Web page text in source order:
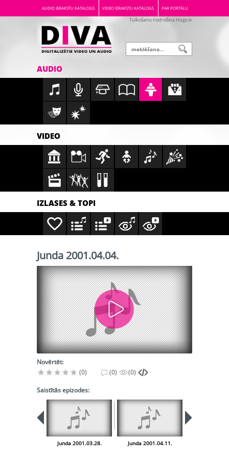
AUDIO IERAKSTU KATALOGS VIDEO IERAKSTU KATALOGS PAR PORTĀLU
Tulkošanu nodrošina Hugo.lv
AUDIO
VIDEO
IZLASES & TOPI
Junda 2001.04.04.
Novērtēt:
(0)
(0) (0)
Saistītās epizodes:
Junda 2001.03.28. Junda 2001.04.11.